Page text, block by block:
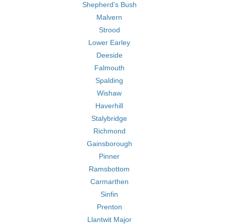
Shepherd's Bush
Malvern
Strood
Lower Earley
Deeside
Falmouth
Spalding
Wishaw
Haverhill
Stalybridge
Richmond
Gainsborough
Pinner
Ramsbottom
Carmarthen
Sinfin
Prenton
Llantwit Major